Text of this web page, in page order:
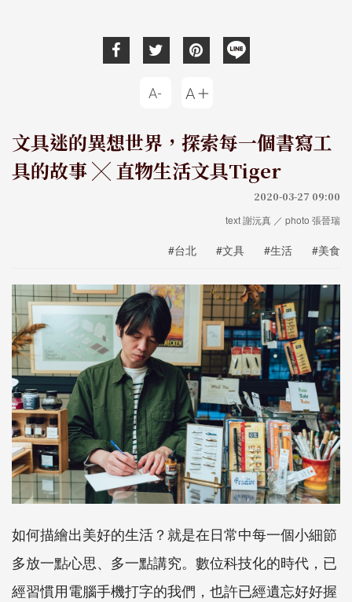
文具迷的異想世界，探索每一個書寫工
具的故事 ╳ 直物生活文具Tiger
2020-03-27 09:00
text 謝沅真 ／ photo 張晉瑞
#台北 #文具 #生活 #美食
如何描繪出美好的生活？就是在日常中每一個小細節
多放一點心思、多一點講究。數位科技化的時代，已
經習慣用電腦手機打字的我們，也許已經遺忘好好握